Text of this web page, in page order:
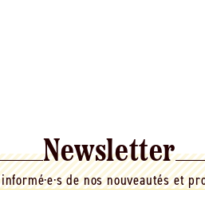
Newsletter
de nos nouveautés et